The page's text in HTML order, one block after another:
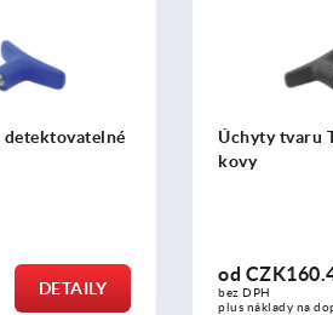
tvaru T, detektovatelné jako
od
bez DPH
plus náklady na dopravu
DETAILY